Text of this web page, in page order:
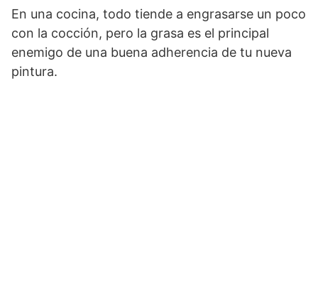
En una cocina, todo tiende a engrasarse un poco
con la cocción, pero la grasa es el principal
enemigo de una buena adherencia de tu nueva
pintura.